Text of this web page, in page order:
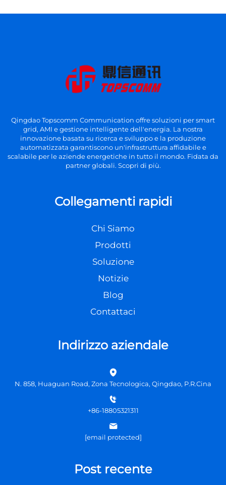
Qingdao Topscomm Communication offre soluzioni per smart
grid, AMI e gestione intelligente dell'energia. La nostra
innovazione basata su ricerca e sviluppo e la produzione
automatizzata garantiscono un'infrastruttura affidabile e
scalabile per le aziende energetiche in tutto il mondo. Fidata da
partner globali. Scopri di più.
Collegamenti rapidi
Chi Siamo
Prodotti
Soluzione
Notizie
Blog
Contattaci
Indirizzo aziendale
N. 858, Huaguan Road, Zona Tecnologica, Qingdao, P.R.Cina
+86-18805321311
[email protected]
Post recente